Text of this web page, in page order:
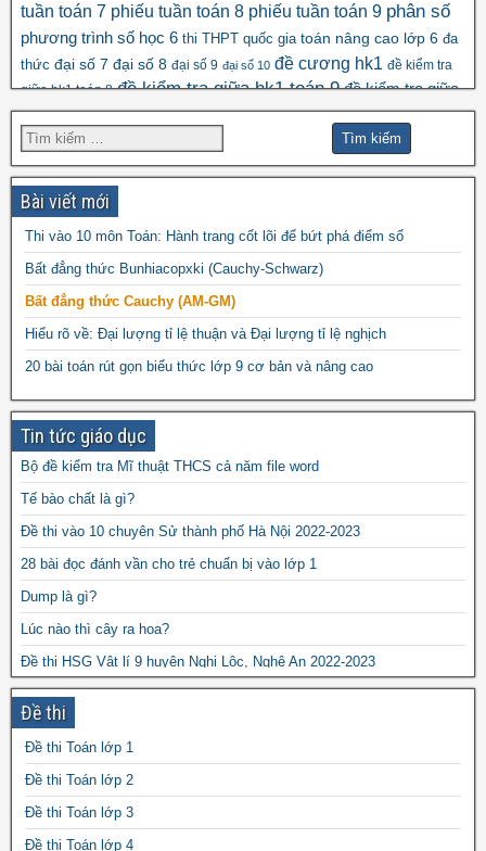
tuần toán 7 phiếu tuần toán 8 phiếu tuần toán 9 phân số
phương trình số học 6 thi THPT quốc gia toán nâng cao lớp 6 đa
thức đại số 7 đại số 8 đại số 9 đại số 10 đề cương hk1 đề kiểm tra
giữa hk1 toán 8 đề kiểm tra giữa hk1 toán 9 đề kiểm tra giữa
hk2 toán 9 đề kscl đề thi hk1 toán 6
đề thi hk1 toán 8 đề thi hk1 toán 9 đề thi hk2 toán
9 đề thi hsg toán 6
đề thi
hsg toán 8đề thi hsg toán 9 đề thi olympic
toán đề thi thử vào 10 đề thi toán chuyên
vào 10 môn toán năm 2022đề thi vào
10 môn toán năm 2023 đề thi vào 10 môn toán
năm 2024
Bài viết mới
Thi vào 10 môn Toán: Hành trang cốt lõi để bứt phá điểm số
Bất đẳng thức Bunhiacopxki (Cauchy-Schwarz)
Bất đẳng thức Cauchy (AM-GM)
Hiểu rõ về: Đại lượng tỉ lệ thuận và Đại lượng tỉ lệ nghịch
20 bài toán rút gọn biểu thức lớp 9 cơ bản và nâng cao
Tin tức giáo dục
Bộ đề kiểm tra Mĩ thuật THCS cả năm file word
Tế bào chất là gì?
Đề thi vào 10 chuyên Sử thành phố Hà Nội 2022-2023
28 bài đọc đánh vần cho trẻ chuẩn bị vào lớp 1
Dump là gì?
Lúc nào thì cây ra hoa?
Đề thi HSG Vật lí 9 huyện Nghi Lộc, Nghệ An 2022-2023
Giáo án Tin học 7 powerpoint
Đặc điểm của thể đa bội
Cách tìm thành phần chưa biết của phép tính
Đề thi
Đề thi Toán lớp 1
Đề thi Toán lớp 2
Đề thi Toán lớp 3
Đề thi Toán lớp 4